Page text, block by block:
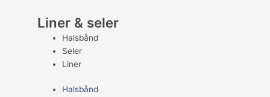
Liner & seler
Halsbånd
Seler
Liner
Halsbånd